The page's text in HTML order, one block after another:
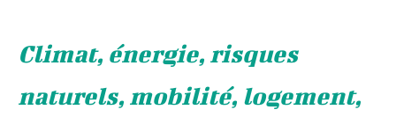
Climat, énergie, risques
naturels, mobilité, logement,